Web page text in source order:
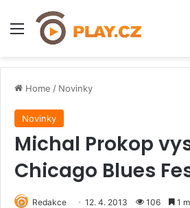
Menu
Home / Novinky
Novinky
Michal Prokop
Chicago Blues
Redakce 12. 4. 2013 106 1